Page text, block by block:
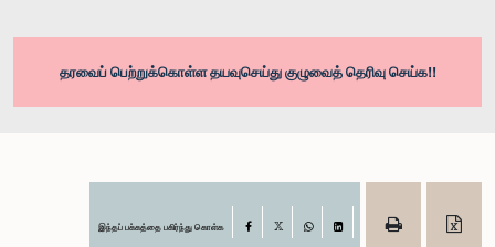
தரவைப் பெற்றுக்கொள்ள தயவுசெய்து குழுவைத் தெரிவு செய்க!!
இந்தப் பக்கத்தை பகிர்ந்து கொள்க Facebook